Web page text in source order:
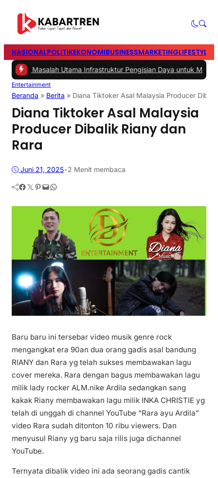
NASIONALPOLITIKEKONOMIBUSINESSMARKETINGLIFESTYLE
Masalah Utama Infrastruktur Pengisian Daya untuk Mobil
Entertainment
Beranda » Berita » Diana Tiktoker Asal Malaysia Producer
Diana Tiktoker Asal Malaysia
Producer Dibalik Riany dan
Rara
Juni 21, 2025•2 Menit membaca
Facebook Twitter Pinterest Mail WhatsApp
Baru baru ini tersebar video musik genre rock
mengangkat era 90an dua orang gadis asal bandung
RIANY dan Rara yg telah sukses membawakan lagu
cover mereka. Rara dengan bagus membawakan lagu
milik lady rocker ALM.nike Ardila sedangkan sang
kakak Riany membawakan lagu milik INKA CHRISTIE yg
telah di unggah di channel YouTube “Rara ayu Ardila”
video Rara sudah ditonton 10 ribu viewers. Dan
menyusul Riany yg baru saja rilis juga dichannel
YouTube.
Ternyata dibalik video ini ada seorang gadis cantik